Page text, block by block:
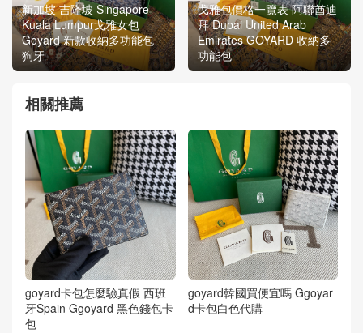
新加坡 吉隆坡 Singapore
Kuala Lumpur戈雅女包
Goyard 新款收納多功能包
狗牙
戈雅包價格一覽表 阿聯酋迪
拜 Dubai United Arab
Emirates GOYARD 收納多
功能包
相關推薦
goyard卡包怎麼驗真假 西班
牙Spain Ggoyard 黑色錢包卡
包
goyard韓國買便宜嗎 Ggoyar
d卡包白色代購